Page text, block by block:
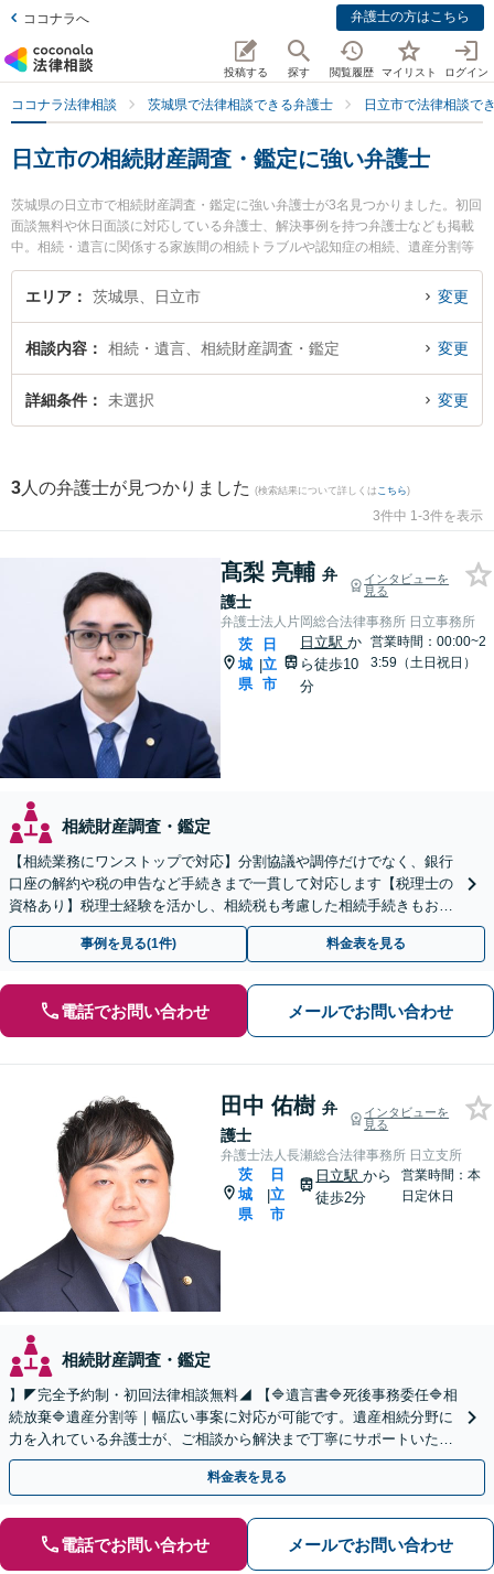
ココナラへ 弁護士の方はこちら
投稿する 探す 閲覧履歴 マイリスト ログイン
ココナラ法律相談 茨城県で法律相談できる弁護士 日立市で法律相談で
日立市の相続財産調査・鑑定に強い弁護士
茨城県の日立市で相続財産調査・鑑定に強い弁護士が3名見つかりました。初回
面談無料や休日面談に対応している弁護士、解決事例を持つ弁護士なども掲載
中。相続・遺言に関係する家族間の相続トラブルや認知症の相続、遺産分割等
の細かな分野での絞り込み検索もでき便利です。特に弁護士法人片岡総合法律
事務所 日立事務所の髙梨 亮輔弁護士や弁護士法人長瀬総合法律事務所 日立支
で土日や夜間に発生した相続財産調査・鑑定のトラブルを今すぐに弁護士に相
談したい』『相続財産調査・鑑定のトラブル解決の実績豊富な近くの弁護士を
検索したい』『初回相談無料で相続財産調査・鑑定を法律相談できる日立市内
エリア 茨城県、日立市 変更
相談内容 相続・遺言、相続財産調査・鑑定 変更
詳細条件 未選択 変更
3 人の弁護士が見つかりました (検索結果について詳しくは こちら)
3件中 1-3件を表示
髙梨 亮輔 弁
護士
インタビューを
見る
弁護士法人片岡総合法律事務所 日立事務所
茨
城
県
|
日
立
市
日立駅か
ら徒歩10
分
営業時間：00:00~2
3:59（土日祝日）
相続財産調査・鑑定
【相続業務にワンストップで対応】分割協議や調停だけでなく、銀行
口座の解約や税の申告など手続きまで一貫して対応します【税理士の
資格あり】税理士経験を活かし、相続税も考慮した相続手続きもお任
せください【初回相談無料】任意後見や生前贈与なども対応
事例を見る(1件) 料金表を見る
電話でお問い合わせ メールでお問い合わせ
田中 佑樹 弁
護士
インタビューを
見る
弁護士法人長瀬総合法律事務所 日立支所
茨
城
県
|
日
立
市
日立駅から
徒歩2分
営業時間：本
日定休日
相続財産調査・鑑定
】◤完全予約制・初回法律相談無料◢ 【🔷遺言書🔷死後事務委任🔷相
続放棄🔷遺産分割等｜幅広い事案に対応が可能です。遺産相続分野に
力を入れている弁護士が、ご相談から解決まで丁寧にサポートいたし
ます。まずはじっくりとお話ししてください。
料金表を見る
電話でお問い合わせ メールでお問い合わせ